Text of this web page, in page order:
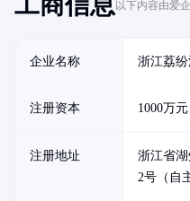
以下内容由爱
企业名称 浙江荔纷
注册资本 1000万元
注册地址
浙江省
2号（自